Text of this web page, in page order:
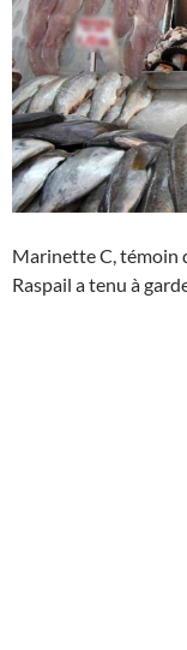
Marinette C, témoin
Raspail a tenu à